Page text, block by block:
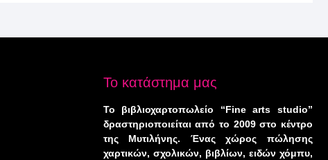
Το κατάστημα μας
Το βιβλιοχαρτοπωλείο “Fine arts studio”
δραστηριοποιείται από το 2009 στο κέντρο
της Μυτιλήνης. Ένας χώρος πώλησης
χαρτικών, σχολικών, βιβλίων, ειδών χόμπυ,